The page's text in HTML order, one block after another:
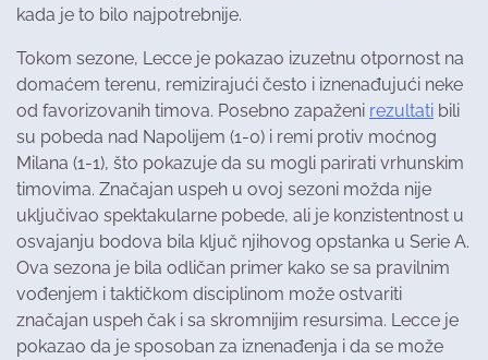
kada je to bilo najpotrebnije.
Tokom sezone, Lecce je pokazao izuzetnu otpornost na
domaćem terenu, remizirajući često i iznenađujući neke
od favorizovanih timova. Posebno zapaženi rezultati bili
su pobeda nad Napolijem (1-0) i remi protiv moćnog
Milana (1-1), što pokazuje da su mogli parirati vrhunskim
timovima. Značajan uspeh u ovoj sezoni možda nije
uključivao spektakularne pobede, ali je konzistentnost u
osvajanju bodova bila ključ njihovog opstanka u Serie A.
Ova sezona je bila odličan primer kako se sa pravilnim
vođenjem i taktičkom disciplinom može ostvariti
značajan uspeh čak i sa skromnijim resursima. Lecce je
pokazao da je sposoban za iznenađenja i da se može